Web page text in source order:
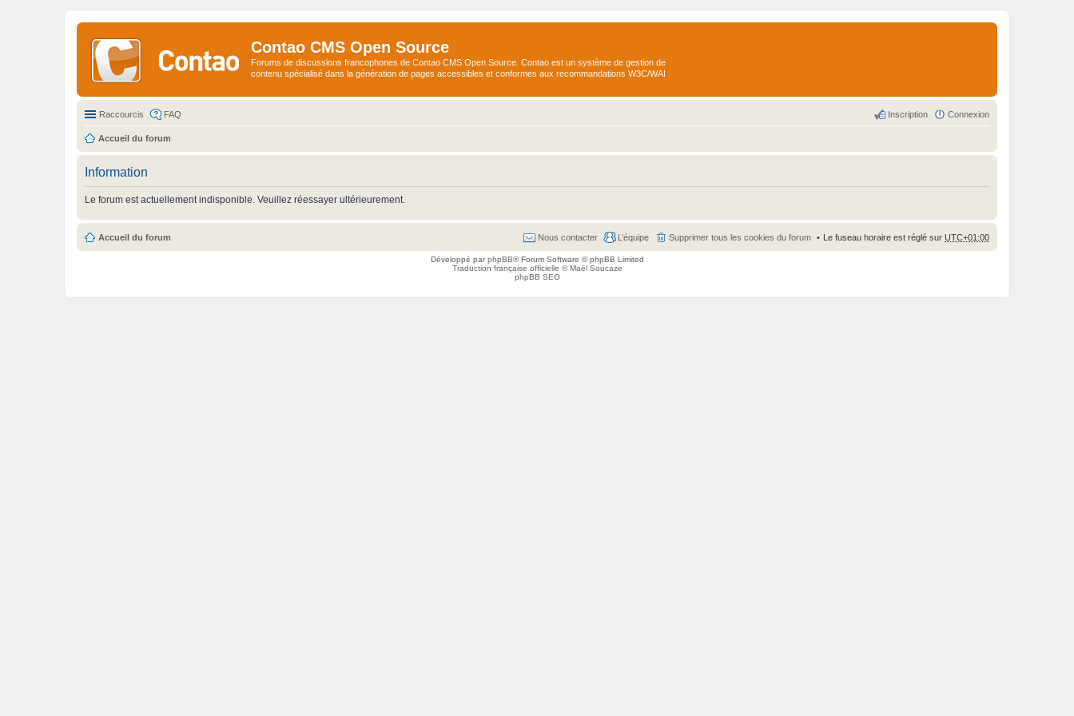
Contao CMS Open Source
Forums de discussions francophones de Contao CMS Open Source. Contao est un système de gestion de
contenu spécialisé dans la génération de pages accessibles et conformes aux recommandations W3C/WAI
Raccourcis FAQ Connexion
Inscription
Accueil du forum
Information
Le forum est actuellement indisponible. Veuillez réessayer ultérieurement.
Accueil du forum Le fuseau horaire est réglé sur UTC+01:00
Supprimer tous les cookies du forum
L’équipe
Nous contacter
Développé parphpBB® Forum Software © phpBB Limited
Traduction française officielle ©Maël Soucaze
phpBB SEO